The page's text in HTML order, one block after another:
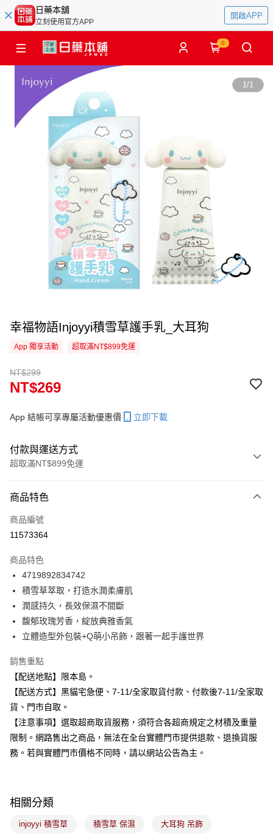
日藥本舖
立刻使用官方APP
開啟APP
0
1/1
幸福物語Injoyyi積雪草護手乳_大耳狗
App 獨享活動 超取滿NT$899免運
NT$299
NT$269
App 結帳可享專屬活動優惠價 立即下載
付款與運送方式
超取滿NT$899免運
信用卡一次付款
信用卡分期付款
合作金庫商業銀行
華南商業銀行
上海商業儲蓄銀行
國泰世華商業銀行
臺灣中小企業銀行
匯豐（台灣）商業銀行
華泰商業銀行
聯邦商業銀行
遠東國際商業銀行
元大商業銀行
台新國際商業銀行
台灣樂天信用卡公司
LINE Pay
Apple Pay
街口支付
悠遊付
Google Pay
全盈+PAY
大哥付你分期
相關說明
【大哥付你分期使用說明】
成交易。
4.訂單成立30分鐘內，如未前往確認交易或遇審核未通過，訂單將自動取
運送方式
商品特色
商品編號
11573364
商品特色
4719892834742
積雪草萃取，打造水潤柔膚肌
潤感持久，長效保濕不間斷
馥郁玫瑰芳香，綻放典雅香氣
立體造型外包裝+Q萌小吊飾，跟著一起手護世界
銷售重點
【配送地點】限本島。
【配送方式】黑貓宅急便、7-11/全家取貨付款、付款後7-11/全家取
貨、門市自取。
【注意事項】選取超商取貨服務，須符合各超商規定之材積及重量
限制。網路售出之商品，無法在全台實體門市提供退款、退換貨服
務。若與實體門市價格不同時，請以網站公告為主。
相關分類
injoyyi 積雪草 積雪草 保濕 大耳狗 吊飾